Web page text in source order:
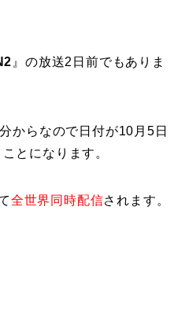
』の放送2日前でもありま
からなので日付が10月5日
とになります。
全世界同時配信されます。